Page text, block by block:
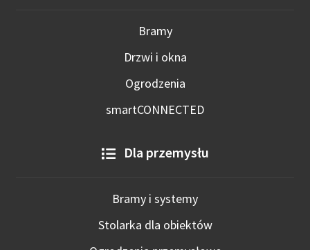
Bramy
Drzwi i okna
Ogrodzenia
smartCONNECTED
Dla przemysłu
Bramy i systemy
Stolarka dla obiektów